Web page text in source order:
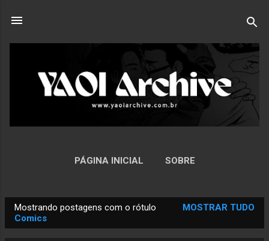
PÁGINA INICIAL SOBRE
o
Mostrando postagens com o rótulo
Comics
MOSTRAR TUDO